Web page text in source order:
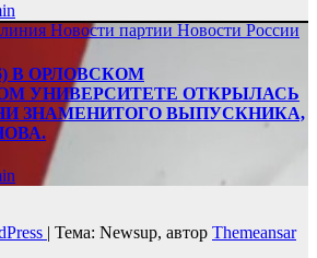
линияНовости партии Новости России
В ОРЛОВСКОМ
УНИВЕРСИТЕТЕ ОТКРЫЛАСЬ
ЗНАМЕНИТОГО ВЫПУСКНИКА,
| Тема: Newsup, автор Themeansar